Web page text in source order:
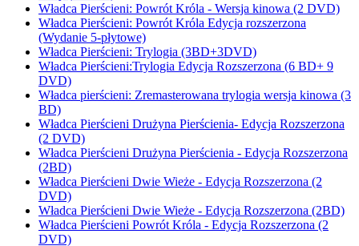
Władca Pierścieni: Powrót Króla - Wersja kinowa (2 DVD)
Władca Pierścieni: Powrót Króla Edycja rozszerzona
(Wydanie 5-płytowe)
Władca Pierścieni: Trylogia (3BD+3DVD)
Władca Pierścieni:Trylogia Edycja Rozszerzona (6 BD+ 9
DVD)
Władca pierścieni: Zremasterowana trylogia wersja kinowa (3
BD)
Władca Pierścieni Drużyna Pierścienia- Edycja Rozszerzona
(2 DVD)
Władca Pierścieni Drużyna Pierścienia - Edycja Rozszerzona
(2BD)
Władca Pierścieni Dwie Wieże - Edycja Rozszerzona (2
DVD)
Władca Pierścieni Dwie Wieże - Edycja Rozszerzona (2BD)
Władca Pierścieni Powrót Króla - Edycja Rozszerzona (2
DVD)